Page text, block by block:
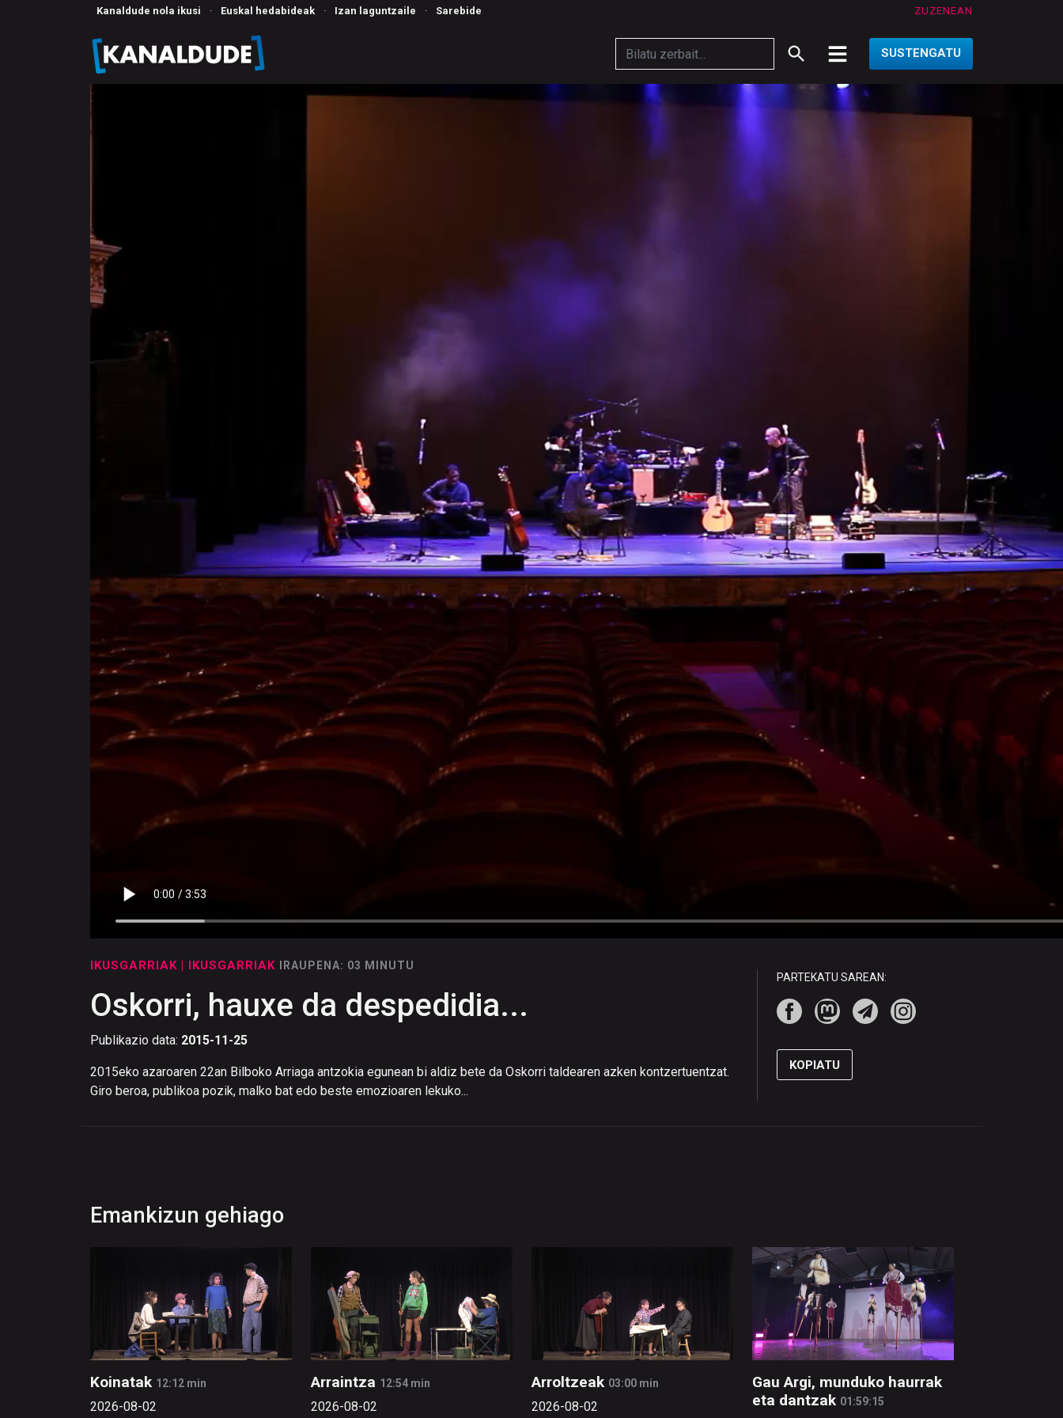
Kanaldude nola ikusi · Euskal hedabideak · Izan laguntzaile · Sarebide ZUZENEAN
SUSTENGATU
IKUSGARRIAK | IKUSGARRIAK IRAUPENA: 03 MINUTU
Oskorri, hauxe da despedidia...
Publikazio data: 2015-11-25
2015eko azaroaren 22an Bilboko Arriaga antzokia egunean bi aldiz bete da Oskorri taldearen azken kontzertuentzat.
Giro beroa, publikoa pozik, malko bat edo beste emozioaren lekuko...
PARTEKATU SAREAN:
KOPIATU
Emankizun gehiago
Koinatak 12:12 min
2026-08-02
Arraintza 12:54 min
2026-08-02
Arroltzeak 03:00 min
2026-08-02
Gau Argi, munduko haurrak
eta dantzak 01:59:15